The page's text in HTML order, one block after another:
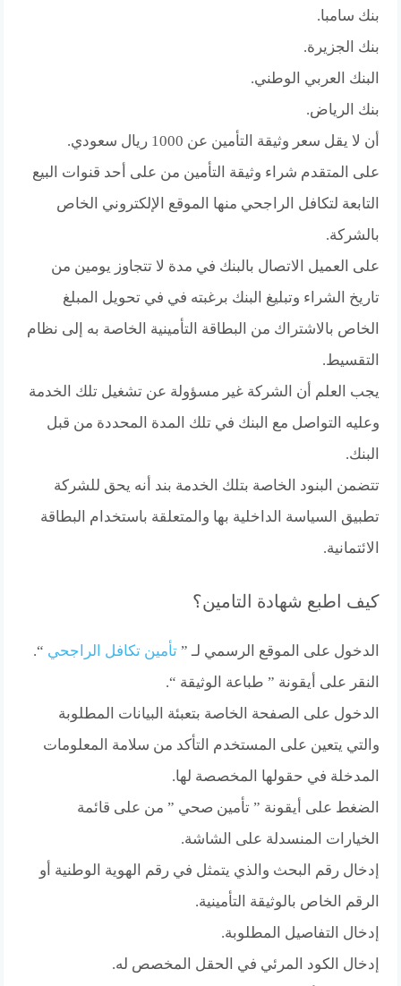
بنك سامبا.
بنك الجزيرة.
البنك العربي الوطني.
بنك الرياض.
أن لا يقل سعر وثيقة التأمين عن 1000 ريال سعودي.
على المتقدم شراء وثيقة التأمين من على أحد قنوات البيع
التابعة لتكافل الراجحي منها الموقع الإلكتروني الخاص
بالشركة.
على العميل الاتصال بالبنك في مدة لا تتجاوز يومين من
تاريخ الشراء وتبليغ البنك برغبته في في تحويل المبلغ
الخاص بالاشتراك من البطاقة التأمينية الخاصة به إلى نظام
التقسيط.
يجب العلم أن الشركة غير مسؤولة عن تشغيل تلك الخدمة
وعليه التواصل مع البنك في تلك المدة المحددة من قبل
البنك.
تتضمن البنود الخاصة بتلك الخدمة بند أنه يحق للشركة
تطبيق السياسة الداخلية بها والمتعلقة باستخدام البطاقة
الائتمانية.
كيف اطبع شهادة التامين؟
الدخول على الموقع الرسمي لـ ”تأمين تكافل الراجحي “.
النقر على أيقونة ” طباعة الوثيقة “.
الدخول على الصفحة الخاصة بتعبئة البيانات المطلوبة
والتي يتعين على المستخدم التأكد من سلامة المعلومات
المدخلة في حقولها المخصصة لها.
الضغط على أيقونة ” تأمين صحي ” من على قائمة
الخيارات المنسدلة على الشاشة.
إدخال رقم البحث والذي يتمثل في رقم الهوية الوطنية أو
الرقم الخاص بالوثيقة التأمينية.
إدخال التفاصيل المطلوبة.
إدخال الكود المرئي في الحقل المخصص له.